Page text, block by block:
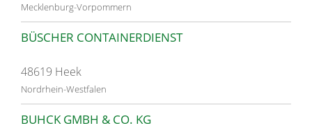
Mecklenburg-Vorpommern
BÜSCHER CONTAINERDIENST
48619 Heek
Nordrhein-Westfalen
BUHCK GMBH & CO. KG